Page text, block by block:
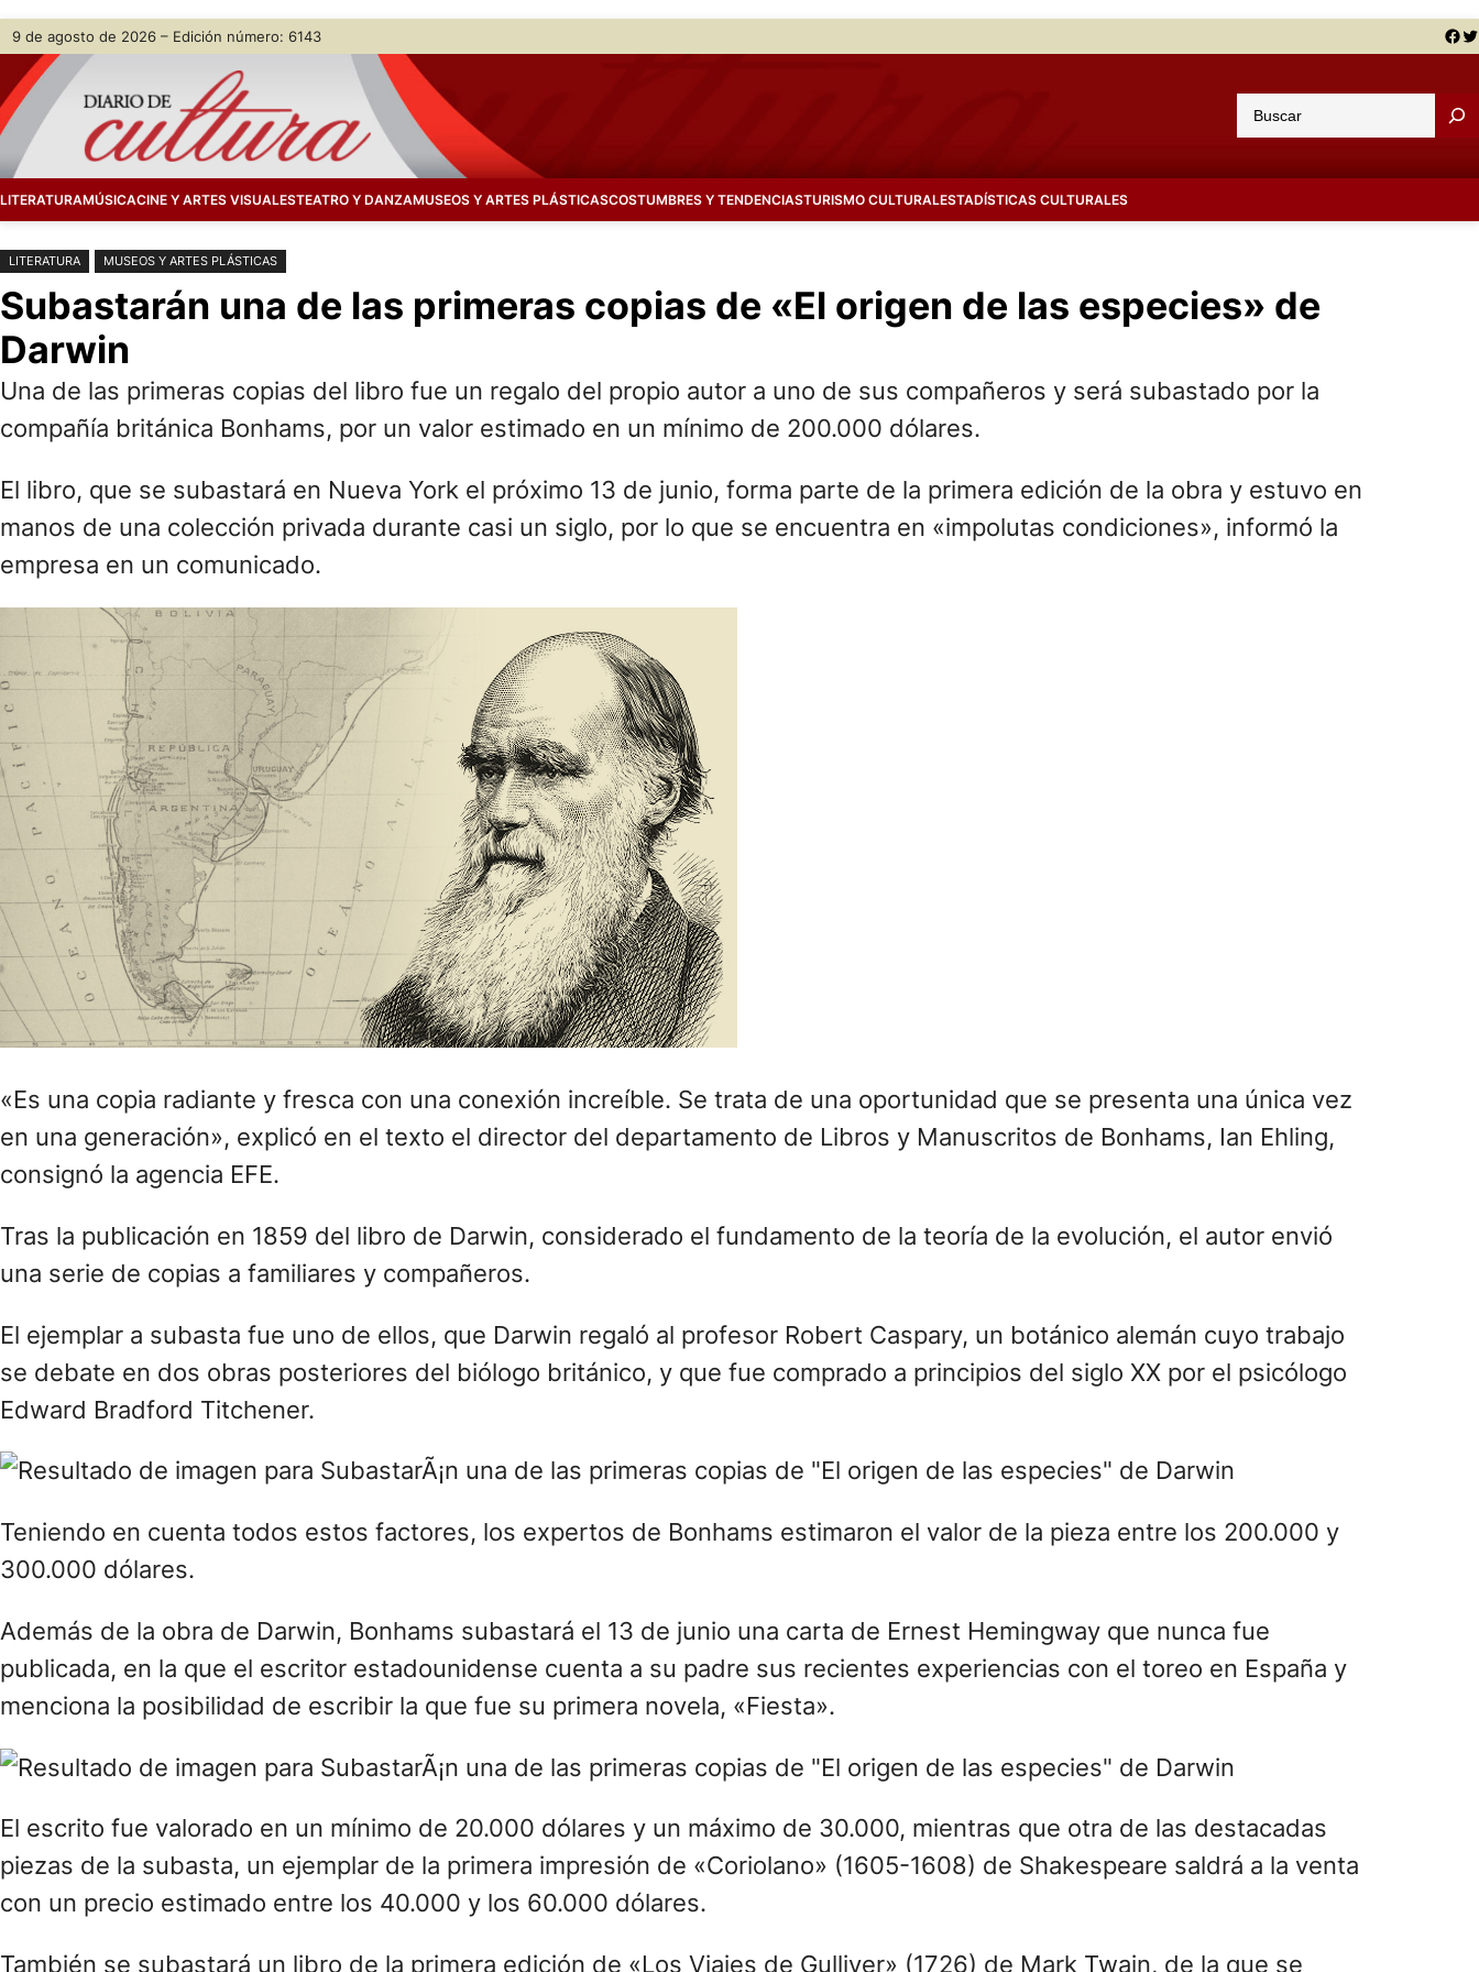
Saltar
contenido
Skip
content
9 de agosto de 2026 – Edición número: 6143 Facebook Twitter
u
a
LITERATURAMÚSICACINE Y ARTES VISUALESTEATRO Y DANZAMUSEOS Y ARTES PLÁSTICASCOSTUMBRES Y TENDENCIASTURISMO CULTURALESTADÍSTICAS CULTURALES
LITERATURA MUSEOS Y ARTES PLÁSTICAS
Subastarán una de las primeras copias de «El origen de las especies» de
Darwin
Una de las primeras copias del libro fue un regalo del propio autor a uno de sus compañeros y será subastado por la
compañía británica Bonhams, por un valor estimado en un mínimo de 200.000 dólares.
El libro, que se subastará en Nueva York el próximo 13 de junio, forma parte de la primera edición de la obra y estuvo en
manos de una colección privada durante casi un siglo, por lo que se encuentra en «impolutas condiciones», informó la
empresa en un comunicado.
«Es una copia radiante y fresca con una conexión increíble. Se trata de una oportunidad que se presenta una única vez
en una generación», explicó en el texto el director del departamento de Libros y Manuscritos de Bonhams, Ian Ehling,
consignó la agencia EFE.
Tras la publicación en 1859 del libro de Darwin, considerado el fundamento de la teoría de la evolución, el autor envió
una serie de copias a familiares y compañeros.
El ejemplar a subasta fue uno de ellos, que Darwin regaló al profesor Robert Caspary, un botánico alemán cuyo trabajo
se debate en dos obras posteriores del biólogo británico, y que fue comprado a principios del siglo XX por el psicólogo
Edward Bradford Titchener.
Teniendo en cuenta todos estos factores, los expertos de Bonhams estimaron el valor de la pieza entre los 200.000 y
300.000 dólares.
Además de la obra de Darwin, Bonhams subastará el 13 de junio una carta de Ernest Hemingway que nunca fue
publicada, en la que el escritor estadounidense cuenta a su padre sus recientes experiencias con el toreo en España y
menciona la posibilidad de escribir la que fue su primera novela, «Fiesta».
El escrito fue valorado en un mínimo de 20.000 dólares y un máximo de 30.000, mientras que otra de las destacadas
piezas de la subasta, un ejemplar de la primera impresión de «Coriolano» (1605-1608) de Shakespeare saldrá a la venta
con un precio estimado entre los 40.000 y los 60.000 dólares.
También se subastará un libro de la primera edición de «Los Viajes de Gulliver» (1726) de Mark Twain, de la que se